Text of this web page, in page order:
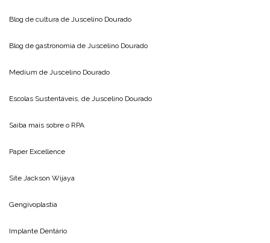
Blog de cultura de Juscelino Dourado
Blog de gastronomia de Juscelino Dourado
Medium de Juscelino Dourado
Escolas Sustentáveis, de Juscelino Dourado
Saiba mais sobre o RPA
Paper Excellence
Site Jackson Wijaya
Gengivoplastia
Implante Dentário